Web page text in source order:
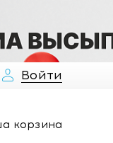
Войти
корзина